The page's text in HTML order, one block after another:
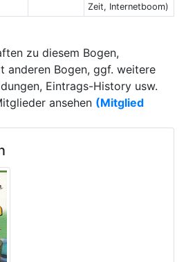
Zeit, Internetboom)
zu diesem Bogen,
anderen Bogen, ggf. weitere
Eintrags-History usw.
ansehen (Mitglied